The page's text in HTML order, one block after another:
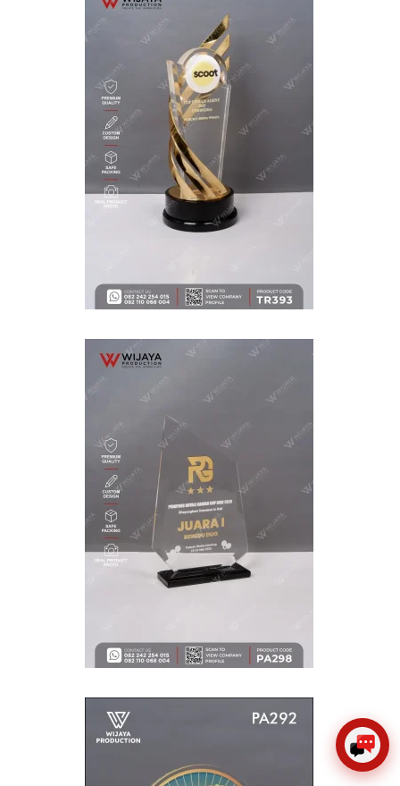
WIJAYA PRODUCTION
Create The Impression